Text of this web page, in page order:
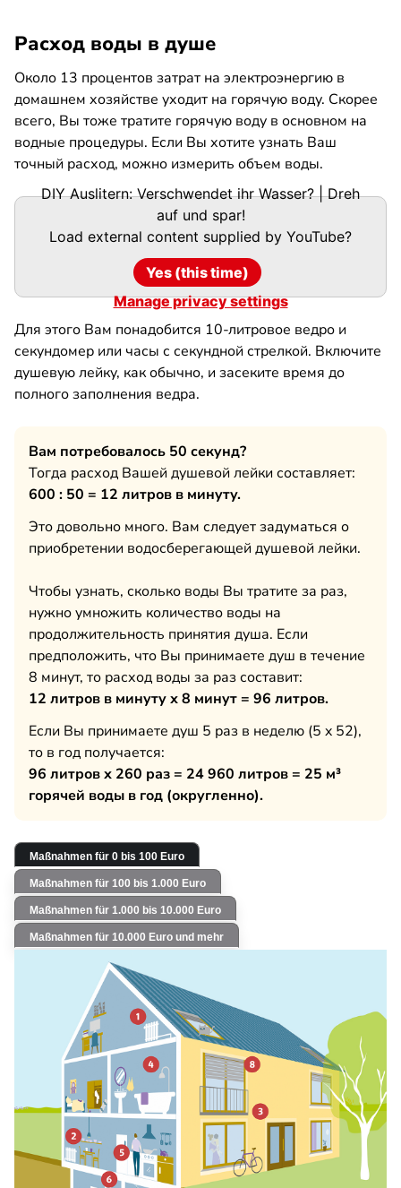
Расход воды в душе
Около 13 процентов затрат на электроэнергию в
домашнем хозяйстве уходит на горячую воду. Скорее
всего, Вы тоже тратите горячую воду в основном на
водные процедуры. Если Вы хотите узнать Ваш
точный расход, можно измерить объем воды.
DIY Auslitern: Verschwendet ihr Wasser? | Dreh
auf und spar!
Load external content supplied by YouTube?
Yes (this time)
Manage privacy settings
Для этого Вам понадобится 10-литровое ведро и
секундомер или часы с секундной стрелкой. Включите
душевую лейку, как обычно, и засеките время до
полного заполнения ведра.
Вам потребовалось 50 секунд?
Тогда расход Вашей душевой лейки составляет:
600 : 50 = 12 литров в минуту.
Это довольно много. Вам следует задуматься о
приобретении водосберегающей душевой лейки.
Чтобы узнать, сколько воды Вы тратите за раз,
нужно умножить количество воды на
продолжительность принятия душа. Если
предположить, что Вы принимаете душ в течение
8 минут, то расход воды за раз составит:
12 литров в минуту х 8 минут = 96 литров.
Если Вы принимаете душ 5 раз в неделю (5 x 52),
то в год получается:
96 литров х 260 раз = 24 960 литров = 25 м³
горячей воды в год (округленно).
Maßnahmen für 0 bis 100 Euro
Maßnahmen für 100 bis 1.000 Euro
Maßnahmen für 1.000 bis 10.000 Euro
Maßnahmen für 10.000 Euro und mehr